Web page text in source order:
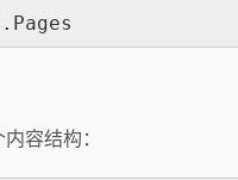
容结构：